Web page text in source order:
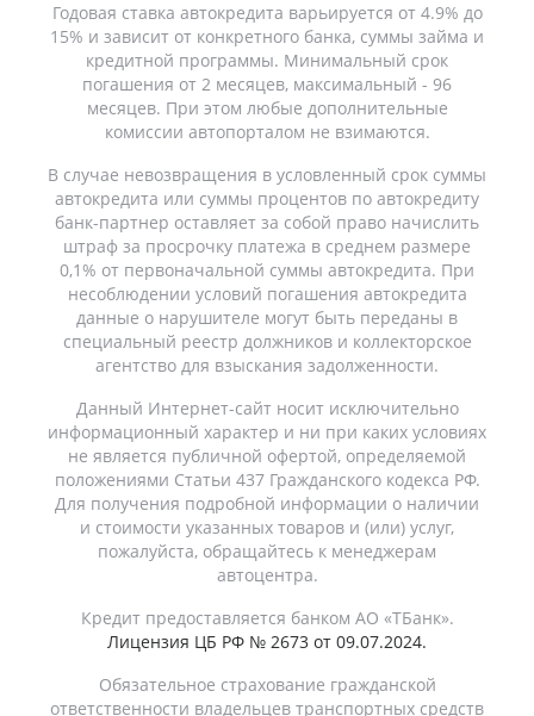
Годовая ставка автокредита варьируется от 4.9% до
15% и зависит от конкретного банка, суммы займа и
кредитной программы. Минимальный срок
погашения от 2 месяцев, максимальный - 96
месяцев. При этом любые дополнительные
комиссии автопорталом не взимаются.
В случае невозвращения в условленный срок суммы
автокредита или суммы процентов по автокредиту
банк-партнер оставляет за собой право начислить
штраф за просрочку платежа в среднем размере
0,1% от первоначальной суммы автокредита. При
несоблюдении условий погашения автокредита
данные о нарушителе могут быть переданы в
специальный реестр должников и коллекторское
агентство для взыскания задолженности.
Данный Интернет-сайт носит исключительно
информационный характер и ни при каких условиях
не является публичной офертой, определяемой
положениями Статьи 437 Гражданского кодекса РФ.
Для получения подробной информации о наличии
и стоимости указанных товаров и (или) услуг,
пожалуйста, обращайтесь к менеджерам
автоцентра.
Кредит предоставляется банком АО «ТБанк».
Лицензия ЦБ РФ № 2673 от 09.07.2024.
Обязательное страхование гражданской
ответственности владельцев транспортных средств